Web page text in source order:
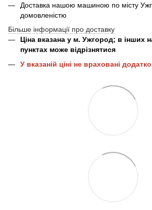
Доставка нашою машиною по місту
домовленістю
Більше інформації про доставку
Ціна вказана у м. Ужгород; в інших
пунктах може відрізнятися
У вказаній ціні не враховані